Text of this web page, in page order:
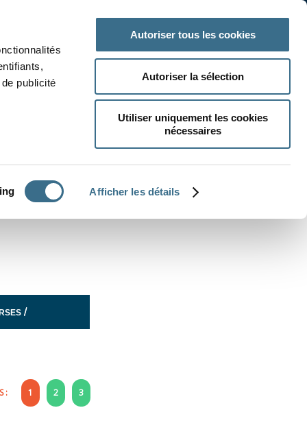
publicité
Afficher les détails
Autoriser tous les cookies
Autoriser la sélection
Utiliser uniquement les cookies
nécessaires
/
: 1 2 3